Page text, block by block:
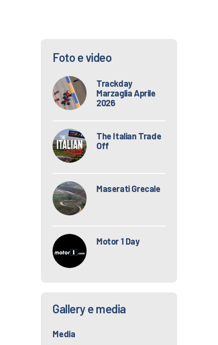
Foto e video
Trackday
Marzaglia Aprile
2026
The Italian Trade
Off
Maserati Grecale
Motor 1 Day
Gallery e media
Media